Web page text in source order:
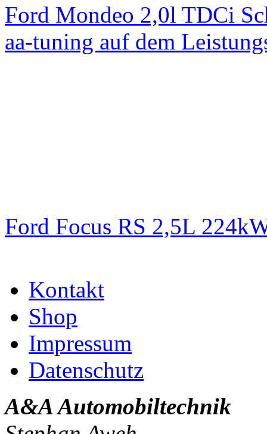
Ford Mondeo 2,0l TDCi
aa-tuning auf dem
Ford Focus RS 2,5L
Kontakt
Shop
Impressum
Datenschutz
A&A Automobiltechnik